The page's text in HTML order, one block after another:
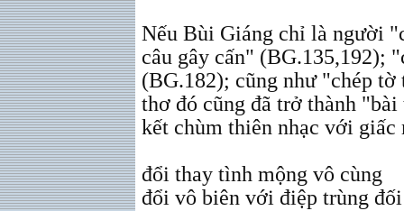
Nếu Bùi Giáng chỉ là người
câu gây cấn" (BG.135,192);
(BG.182); cũng như "chép
thơ đó cũng đã trở thành
kết chùm thiên nhạc với giấc
đổi thay tình mộng vô cùng
đổi vô biên với điệp trùng